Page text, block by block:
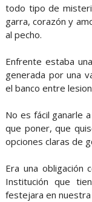
todo tipo de
garra, corazón y
al pecho.
Enfrente estaba
generada por una
el banco entre
No es fácil ganarle
que poner, que
opciones claras de
Era una obligación
Institución que
festejara en nuestra